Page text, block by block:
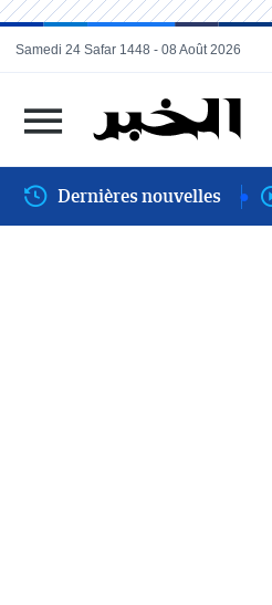
Samedi 24 Safar 1448 - 08 Août 2026
Dernières nouvelles